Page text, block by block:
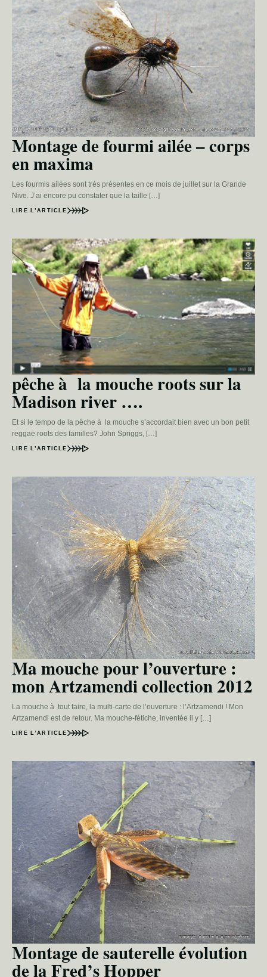
Montage de fourmi ailée – corps
en maxima
Les fourmis ailées sont très présentes en ce mois de juillet sur la Grande
Nive. J’ai encore pu constater que la taille […]
LIRE L’ARTICLE
pêche à la mouche roots sur la
Madison river ….
Et si le tempo de la pêche à la mouche s’accordait bien avec un bon petit
reggae roots des familles? John Spriggs, […]
LIRE L’ARTICLE
Ma mouche pour l’ouverture :
mon Artzamendi collection 2012
La mouche à tout faire, la multi-carte de l’ouverture : l’Artzamendi ! Mon
Artzamendi est de retour. Ma mouche-fétiche, inventée il y […]
LIRE L’ARTICLE
Montage de sauterelle évolution
de la Fred’s Hopper